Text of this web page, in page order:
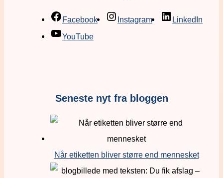
Facebook Instagram
LinkedIn
YouTube
Seneste nyt fra bloggen
Når etiketten bliver større end mennesket